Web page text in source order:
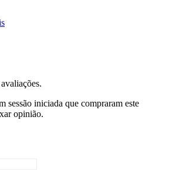
sessão iniciada que compraram este
opinião.